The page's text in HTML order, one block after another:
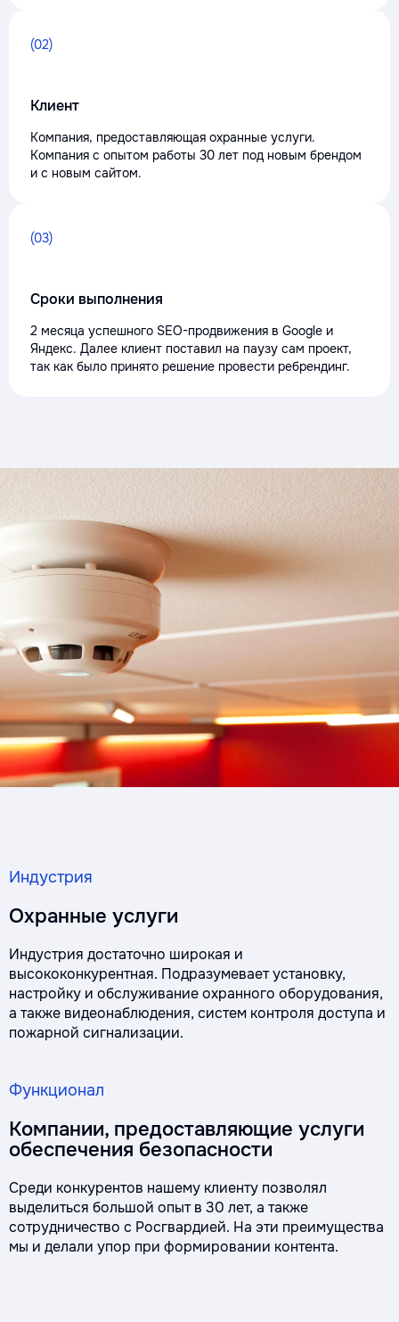
(02)
Клиент
Компания, предоставляющая охранные услуги.
Компания с опытом работы 30 лет под новым брендом
и с новым сайтом.
(03)
Сроки выполнения
2 месяца успешного SEO-продвижения в Google и
Яндекс. Далее клиент поставил на паузу сам проект,
так как было принято решение провести ребрендинг.
Индустрия
Охранные услуги
Индустрия достаточно широкая и
высококонкурентная. Подразумевает установку,
настройку и обслуживание охранного оборудования,
а также видеонаблюдения, систем контроля доступа и
пожарной сигнализации.
Функционал
Компании, предоставляющие услуги
обеспечения безопасности
Среди конкурентов нашему клиенту позволял
выделиться большой опыт в 30 лет, а также
сотрудничество с Росгвардией. На эти преимущества
мы и делали упор при формировании контента.